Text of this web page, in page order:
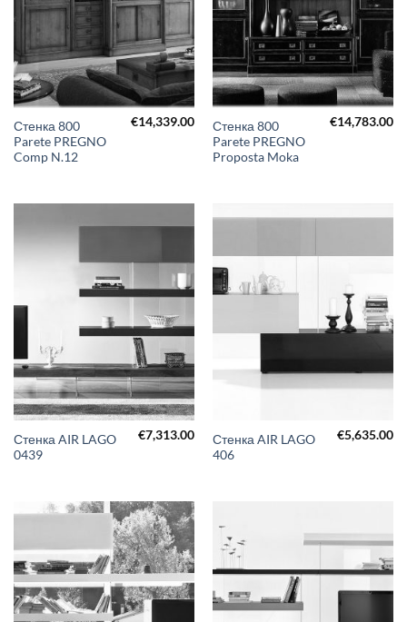
Стенка 800
Parete PREGNO
Comp N.12
€14,339.00
Стенка 800
Parete PREGNO
Proposta Moka
€14,783.00
Стенка AIR LAGO
0439
€7,313.00
Стенка AIR LAGO
406
€5,635.00